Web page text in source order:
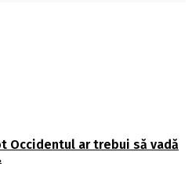
Occidentul ar trebui să vadă